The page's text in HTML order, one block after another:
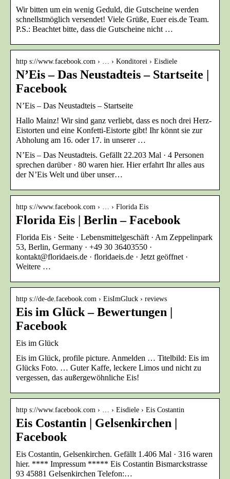
Wir bitten um ein wenig Geduld, die Gutscheine werden
schnellstmöglich versendet! Viele Grüße, Euer eis.de Team.
P.S.: Beachtet bitte, dass die Gutscheine nicht …
http s://www.facebook.com › … › Konditorei › Eisdiele
N’Eis – Das Neustadteis – Startseite |
Facebook
N’Eis – Das Neustadteis – Startseite
Hallo Mainz! Wir sind ganz verliebt, dass es noch drei Herz-
Eistorten und eine Konfetti-Eistorte gibt! Ihr könnt sie zur
Abholung am 16. oder 17. in unserer …
N’Eis – Das Neustadteis. Gefällt 22.203 Mal · 4 Personen
sprechen darüber · 80 waren hier. Hier erfahrt Ihr alles aus
der N’Eis Welt und über unser…
http s://www.facebook.com › … › Florida Eis
Florida Eis | Berlin – Facebook
Florida Eis · Seite · Lebensmittelgeschäft · Am Zeppelinpark
53, Berlin, Germany · +49 30 36403550 ·
kontakt@floridaeis.de · floridaeis.de · Jetzt geöffnet ·
Weitere …
http s://de-de.facebook.com › EisImGluck › reviews
Eis im Glück – Bewertungen |
Facebook
Eis im Glück
Eis im Glück, profile picture. Anmelden … Titelbild: Eis im
Glücks Foto. … Guter Kaffe, leckere Limos und nicht zu
vergessen, das außergewöhnliche Eis!
http s://www.facebook.com › … › Eisdiele › Eis Costantin
Eis Costantin | Gelsenkirchen |
Facebook
Eis Costantin, Gelsenkirchen. Gefällt 1.406 Mal · 316 waren
hier. **** Impressum ***** Eis Costantin Bismarckstrasse
93 45881 Gelsenkirchen Telefon:…